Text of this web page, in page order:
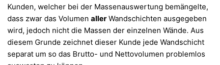
Kunden, welcher bei der Massenauswertung bemängelte,
dass zwar das Volumen aller Wandschichten ausgegeben
wird, jedoch nicht die Massen der einzelnen Wände. Aus
diesem Grunde zeichnet dieser Kunde jede Wandschicht
separat um so das Brutto- und Nettovolumen problemlos